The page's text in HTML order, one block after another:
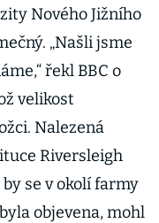
Nového Jižního
„Našli jsme
řekl BBC o
velikost
Nalezená
Riversleigh
se v okolí farmy
objevena, mohl